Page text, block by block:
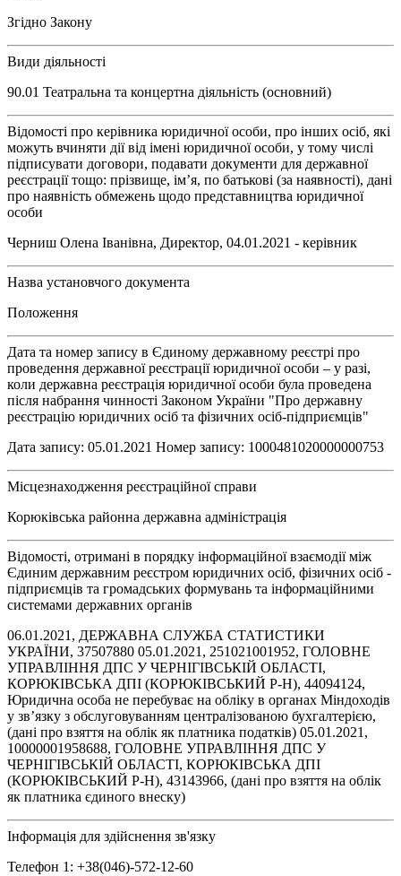
Згідно Закону
Види діяльності
90.01 Театральна та концертна діяльність (основний)
Відомості про керівника юридичної особи, про інших осіб, які
можуть вчиняти дії від імені юридичної особи, у тому числі
підписувати договори, подавати документи для державної
реєстрації тощо: прізвище, ім’я, по батькові (за наявності), дані
про наявність обмежень щодо представництва юридичної
особи
Черниш Олена Іванівна, Директор, 04.01.2021 - керівник
Назва установчого документа
Положення
Дата та номер запису в Єдиному державному реєстрі про
проведення державної реєстрації юридичної особи – у разі,
коли державна реєстрація юридичної особи була проведена
після набрання чинності Законом України "Про державну
реєстрацію юридичних осіб та фізичних осіб-підприємців"
Дата запису: 05.01.2021 Номер запису: 1000481020000000753
Місцезнаходження реєстраційної справи
Корюківська районна державна адміністрація
Відомості, отримані в порядку інформаційної взаємодії між
Єдиним державним реєстром юридичних осіб, фізичних осіб -
підприємців та громадських формувань та інформаційними
системами державних органів
06.01.2021, ДЕРЖАВНА СЛУЖБА СТАТИСТИКИ
УКРАЇНИ, 37507880 05.01.2021, 251021001952, ГОЛОВНЕ
УПРАВЛІННЯ ДПС У ЧЕРНІГІВСЬКІЙ ОБЛАСТІ,
КОРЮКІВСЬКА ДПІ (КОРЮКІВСЬКИЙ Р-Н), 44094124,
Юридична особа не перебуває на обліку в органах Міндоходів
у зв’язку з обслуговуванням централізованою бухгалтерією,
(дані про взяття на облік як платника податків) 05.01.2021,
10000001958688, ГОЛОВНЕ УПРАВЛІННЯ ДПС У
ЧЕРНІГІВСЬКІЙ ОБЛАСТІ, КОРЮКІВСЬКА ДПІ
(КОРЮКІВСЬКИЙ Р-Н), 43143966, (дані про взяття на облік
як платника єдиного внеску)
Інформація для здійснення зв'язку
Телефон 1: +38(046)-572-12-60